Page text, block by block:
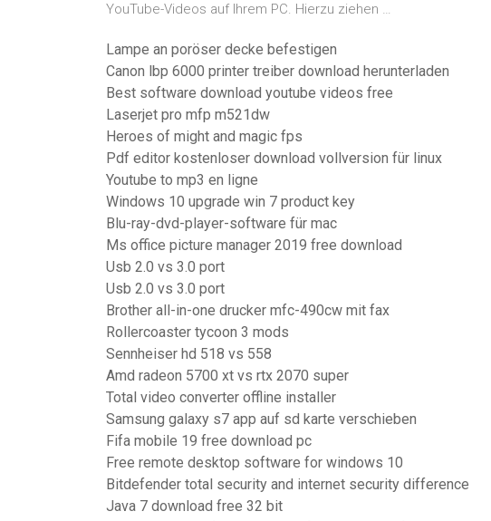
YouTube-Videos auf Ihrem PC. Hierzu ziehen …
Lampe an poröser decke befestigen
Canon lbp 6000 printer treiber download herunterladen
Best software download youtube videos free
Laserjet pro mfp m521dw
Heroes of might and magic fps
Pdf editor kostenloser download vollversion für linux
Youtube to mp3 en ligne
Windows 10 upgrade win 7 product key
Blu-ray-dvd-player-software für mac
Ms office picture manager 2019 free download
Usb 2.0 vs 3.0 port
Usb 2.0 vs 3.0 port
Brother all-in-one drucker mfc-490cw mit fax
Rollercoaster tycoon 3 mods
Sennheiser hd 518 vs 558
Amd radeon 5700 xt vs rtx 2070 super
Total video converter offline installer
Samsung galaxy s7 app auf sd karte verschieben
Fifa mobile 19 free download pc
Free remote desktop software for windows 10
Bitdefender total security and internet security difference
Java 7 download free 32 bit